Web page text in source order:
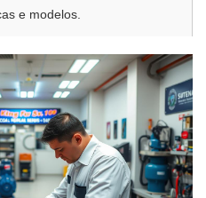
e modelos.